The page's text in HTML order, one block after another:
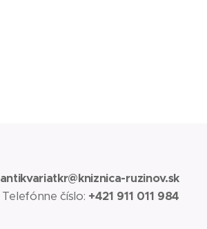
antikvariatkr@kniznica-ruzinov.sk
Telefónne číslo: +421 911 011 984